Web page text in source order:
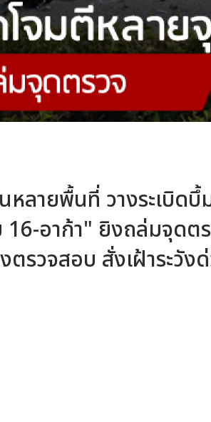
ลายพื้นที่ วางระเบิดบึ้
16-อาก้า" ยิงถล่มจุดต
ตรวจสอบ สั่งเฝ้าระวัง